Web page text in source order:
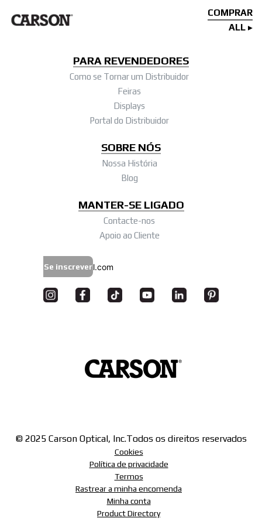
COMPRAR
ALL
PARA REVENDEDORES
Como se Tornar um Distribuidor
Feiras
Displays
Portal do Distribuidor
SOBRE NÓS
Nossa História
Blog
MANTER-SE LIGADO
Contacte-nos
Apoio ao Cliente
Se inscrever
© 2025 Carson Optical, Inc.Todos os direitos reservados
Cookies
Política de privacidade
Termos
Rastrear a minha encomenda
Minha conta
Product Directory